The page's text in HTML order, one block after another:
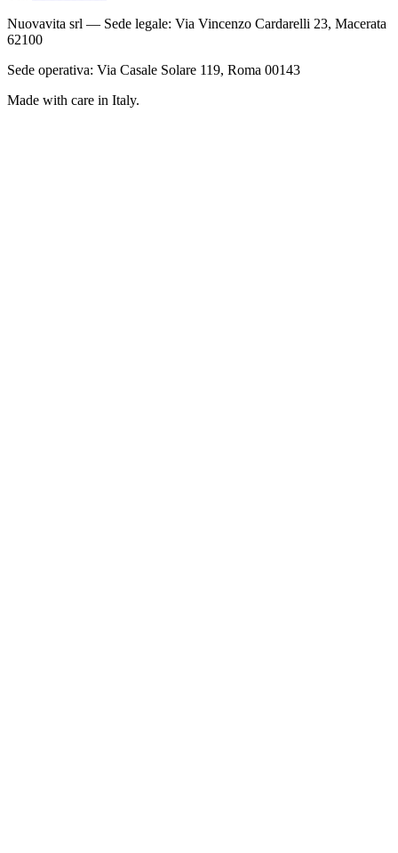
Nuovavita srl — Sede legale: Via Vincenzo Cardarelli 23, Macerata
62100
Sede operativa: Via Casale Solare 119, Roma 00143
Made with care in Italy.